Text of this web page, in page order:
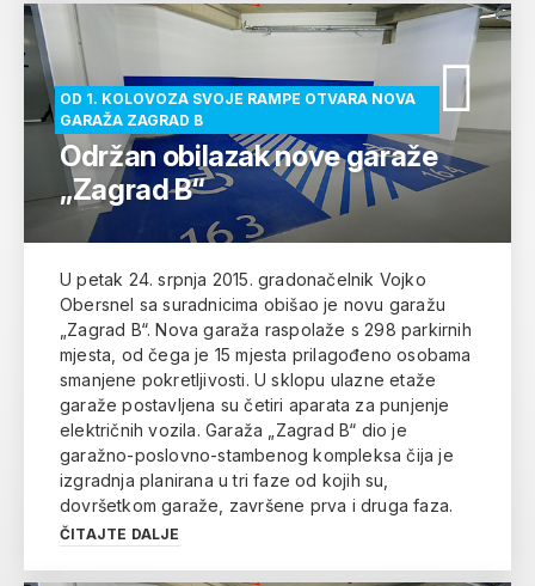
OD 1. KOLOVOZA SVOJE RAMPE OTVARA NOVA
GARAŽA ZAGRAD B
Održan obilazak nove garaže
„Zagrad B“
U petak 24. srpnja 2015. gradonačelnik Vojko
Obersnel sa suradnicima obišao je novu garažu
„Zagrad B“. Nova garaža raspolaže s 298 parkirnih
mjesta, od čega je 15 mjesta prilagođeno osobama
smanjene pokretljivosti. U sklopu ulazne etaže
garaže postavljena su četiri aparata za punjenje
električnih vozila. Garaža „Zagrad B“ dio je
garažno-poslovno-stambenog kompleksa čija je
izgradnja planirana u tri faze od kojih su,
dovršetkom garaže, završene prva i druga faza.
ČITAJTE DALJE